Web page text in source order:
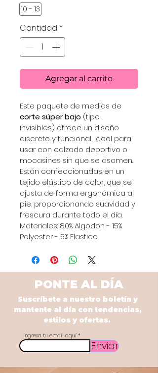
10 - 13
Cantidad *
Agregar al carrito
Este paquete de medias de
corte súper bajo (tipo
invisibles) ofrece un diseño
discreto y funcional, ideal para
usar con calzado deportivo o
mocasines sin que se asomen.
Están confeccionadas en un
tejido elástico de color, que se
ajusta de forma ergonómica al
pie, proporcionando suavidad y
frescura durante todo el día.
Materiales: 80% Algodon - 15%
Polyester - 5% Elastico
PONTE AL DÍA
Suscríbete a nuestro boletín y
mantente al día con tendencias,
estilos y ofertas.
Ingresa tu email aquí
Enviar